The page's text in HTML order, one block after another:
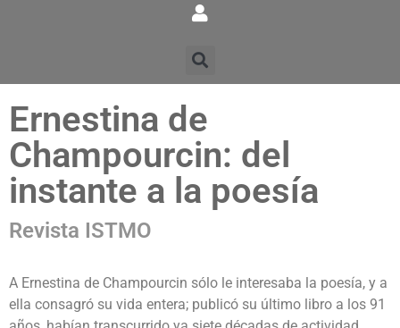
Ernestina de
Champourcin: del
instante a la poesía
Revista ISTMO
A Ernestina de Champourcin sólo le interesaba la poesía, y a
ella consagró su vida entera; publicó su último libro a los 91